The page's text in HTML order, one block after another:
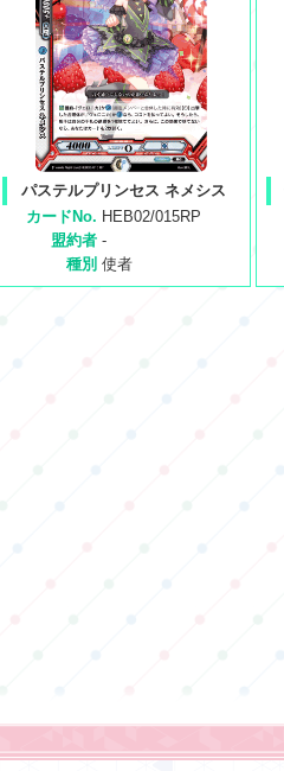
パステルプリンセス ネメシス
カードNo. HEB02/015RP
盟約者 -
種別 使者